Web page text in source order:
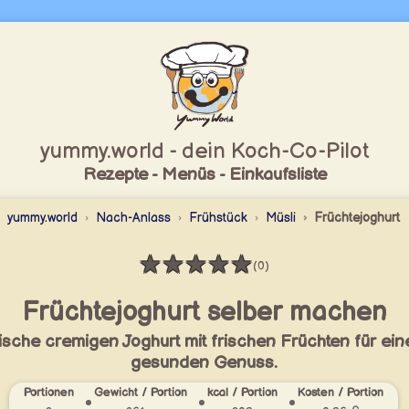
yummy.world - dein Koch-Co-Pilot
Rezepte - Menüs - Einkaufsliste
yummy.world Nach-Anlass Frühstück Müsli Früchtejoghurt
★★★★★
Bewertung: 0 / 5
(0)
Früchtejoghurt selber machen
cremigen Joghurt mit frischen Früchten für
gesunden Genuss.
Portionen Gewicht / Portion kcal / Portion
Kosten / Portion